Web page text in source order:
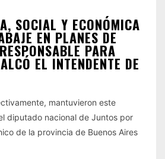
SOCIAL Y ECONÓMICA
EN PLANES DE
PARA
EL INTENDENTE DE
mantuvieron este
diputado nacional de Juntos por
de la provincia de Buenos Aires